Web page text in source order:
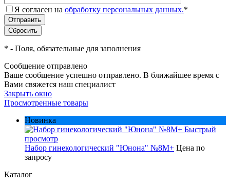
Я согласен на обработку персональных данных.*
* - Поля, обязательные для заполнения
Сообщение отправлено
Ваше сообщение успешно отправлено. В ближайшее время с
Вами свяжется наш специалист
Закрыть окно
Просмотренные товары
Новинка
Быстрый
просмотр
Набор гинекологический "Юнона" №8M+ Цена по
запросу
Каталог